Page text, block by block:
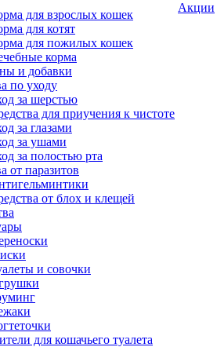
для взрослых кошек
для котят
для пожилых кошек
корма
и добавки
по уходу
за шерстью
для приучения к чистоте
за глазами
за ушами
за полостью рта
от паразитов
от блох и клещей
и совочки
для кошачьего туалета
Акции